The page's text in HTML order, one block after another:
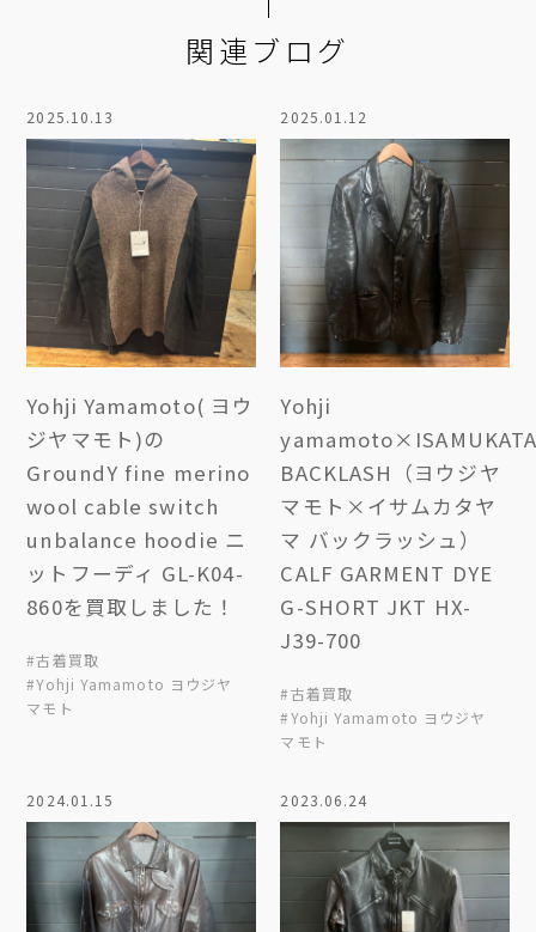
関連ブログ
2025.10.13
Yohji Yamamoto( ヨウ
ジヤマモト)の
GroundY fine merino
wool cable switch
unbalance hoodie ニ
ットフーディ GL-K04-
860を買取しました！
#古着買取
#Yohji Yamamoto ヨウジヤ
マモト
2025.01.12
Yohji
BACKLASH（ヨウジヤ
マモト×イサムカタヤ
マ バックラッシュ）
CALF GARMENT DYE
G-SHORT JKT HX-
J39-700
#古着買取
#Yohji Yamamoto ヨウジヤ
マモト
2024.01.15 2023.06.24